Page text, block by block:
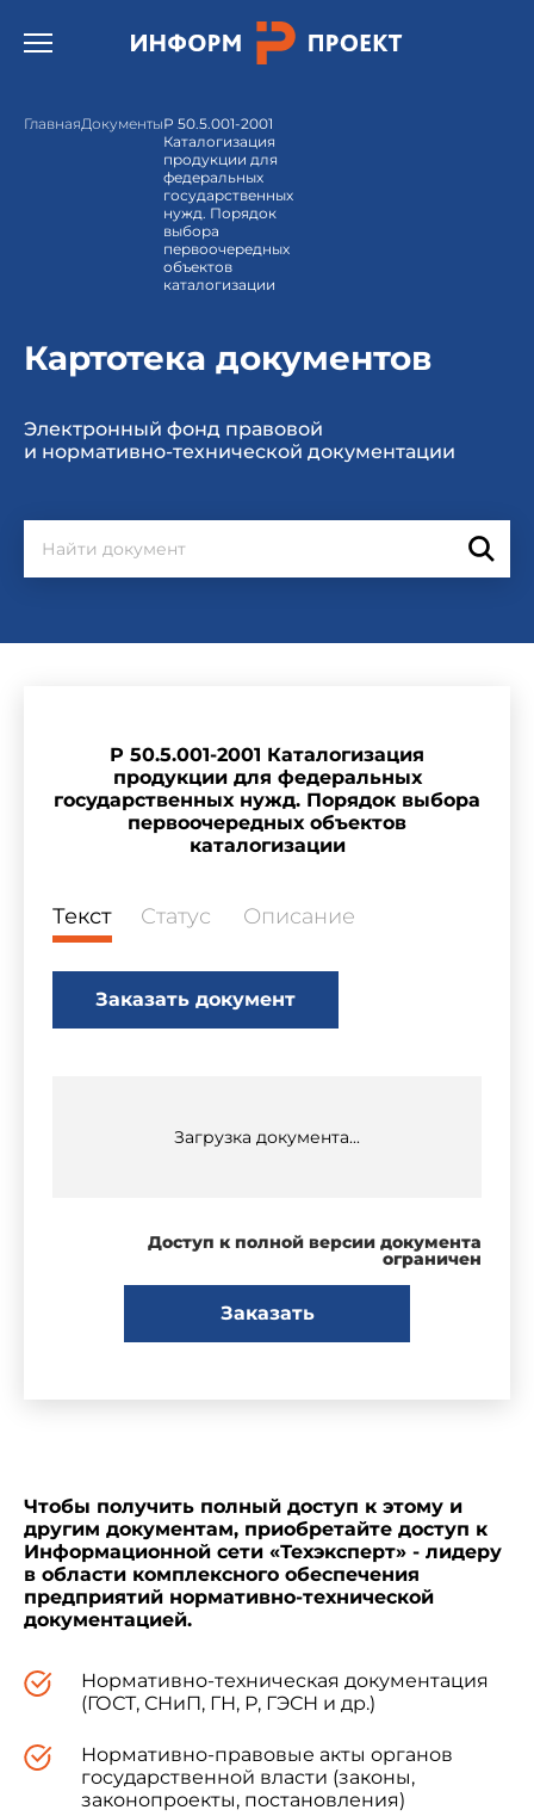
Открыть бургер меню.
ГлавнаяДокументыР 50.5.001-2001
Каталогизация
продукции для
федеральных
государственных
нужд. Порядок
выбора
первоочередных
объектов
каталогизации
Картотека документов
Электронный фонд правовой
и нормативно-технической документации
Р 50.5.001-2001 Каталогизация
продукции для федеральных
государственных нужд. Порядок выбора
первоочередных объектов
каталогизации
Текст Статус Описание
Заказать документ
Загрузка документа...
Доступ к полной версии документа
ограничен
Заказать
Чтобы получить полный доступ к этому и
другим документам, приобретайте доступ к
Информационной сети «Техэксперт» - лидеру
в области комплексного обеспечения
предприятий нормативно-технической
документацией.
Нормативно-техническая документация
(ГОСТ, СНиП, ГН, Р, ГЭСН и др.)
Нормативно-правовые акты органов
государственной власти (законы,
законопроекты, постановления)